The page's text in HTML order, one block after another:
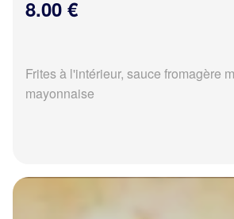
8.00 €
Frites à l'intérieur, sauce fromagère
mayonnaise